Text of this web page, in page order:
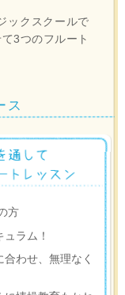
ックスクールで
3つのフルート
ス
方
ラム！
わせ、無理なく